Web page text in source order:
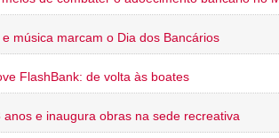
música marcam o Dia dos Bancários
FlashBank: de volta às boates
anos e inaugura obras na sede recreativa